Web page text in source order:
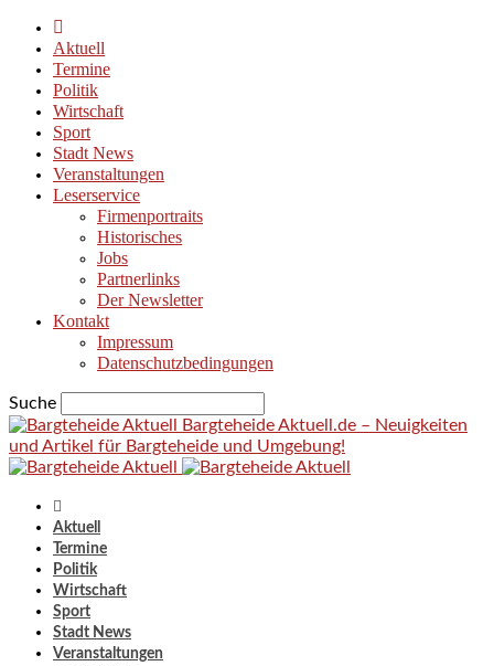
Aktuell
Termine
Politik
Wirtschaft
Sport
Stadt News
Veranstaltungen
Leserservice
Firmenportraits
Historisches
Jobs
Partnerlinks
Der Newsletter
Kontakt
Impressum
Datenschutzbedingungen
Suche
Bargteheide Aktuell.de – Neuigkeiten
und Artikel für Bargteheide und Umgebung!
Aktuell
Termine
Politik
Wirtschaft
Sport
Stadt News
Veranstaltungen